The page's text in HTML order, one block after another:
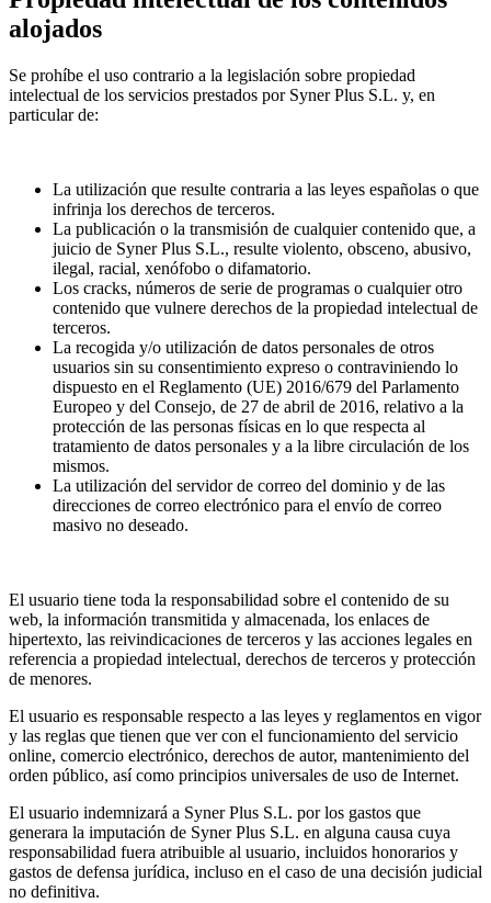
alojados
Se prohíbe el uso contrario a la legislación sobre propiedad
intelectual de los servicios prestados por Syner Plus S.L. y, en
particular de:
La utilización que resulte contraria a las leyes españolas o que
infrinja los derechos de terceros.
La publicación o la transmisión de cualquier contenido que, a
juicio de Syner Plus S.L., resulte violento, obsceno, abusivo,
ilegal, racial, xenófobo o difamatorio.
Los cracks, números de serie de programas o cualquier otro
contenido que vulnere derechos de la propiedad intelectual de
terceros.
La recogida y/o utilización de datos personales de otros
usuarios sin su consentimiento expreso o contraviniendo lo
dispuesto en el Reglamento (UE) 2016/679 del Parlamento
Europeo y del Consejo, de 27 de abril de 2016, relativo a la
protección de las personas físicas en lo que respecta al
tratamiento de datos personales y a la libre circulación de los
mismos.
La utilización del servidor de correo del dominio y de las
direcciones de correo electrónico para el envío de correo
masivo no deseado.
El usuario tiene toda la responsabilidad sobre el contenido de su
web, la información transmitida y almacenada, los enlaces de
hipertexto, las reivindicaciones de terceros y las acciones legales en
referencia a propiedad intelectual, derechos de terceros y protección
de menores.
El usuario es responsable respecto a las leyes y reglamentos en vigor
y las reglas que tienen que ver con el funcionamiento del servicio
online, comercio electrónico, derechos de autor, mantenimiento del
orden público, así como principios universales de uso de Internet.
El usuario indemnizará a Syner Plus S.L. por los gastos que
generara la imputación de Syner Plus S.L. en alguna causa cuya
responsabilidad fuera atribuible al usuario, incluidos honorarios y
gastos de defensa jurídica, incluso en el caso de una decisión judicial
no definitiva.